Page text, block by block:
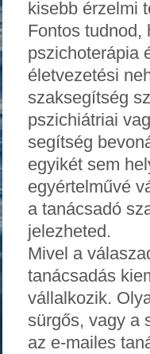
kisebb érzelmi
Fontos tudnod,
pszichoterápia
életvezetési
szaksegítség
pszichiátriai
segítség
egyikét sem
egyértelművé
a tanácsadó
jelezheted.
Mivel a
tanácsadás
vállalkozik.
sürgős, vagy a
az e-mailes